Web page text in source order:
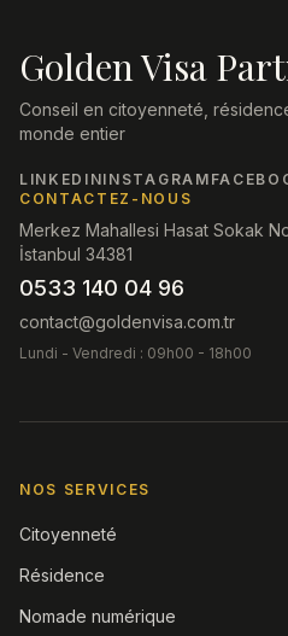
Golden Visa
Conseil en citoyenneté,
monde entier
LINKEDININSTAGRAM
CONTACTEZ-NOUS
Merkez Mahallesi Hasat Sokak
İstanbul 34381
0533 140 04 96
contact@goldenvisa.com.tr
Lundi - Vendredi : 09h00 - 18h00
NOS SERVICES
Citoyenneté
Résidence
Nomade numérique